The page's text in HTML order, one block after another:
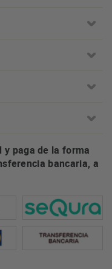
y paga de la forma
bancaria, a